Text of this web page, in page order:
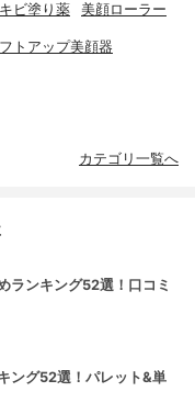
ビ塗り薬 美顔ローラー
トアップ美顔器
カテゴリ一覧へ
ランキング52選！口コミ
ング52選！パレット&単